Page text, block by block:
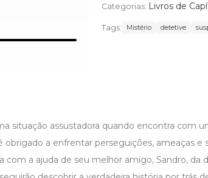
Categorias: Livros de
Tags: Mistério detetive
situação assustadora quando encontra com
a enfrentar perseguições, ameaças e
com a ajuda de seu melhor amigo, Sandro, da